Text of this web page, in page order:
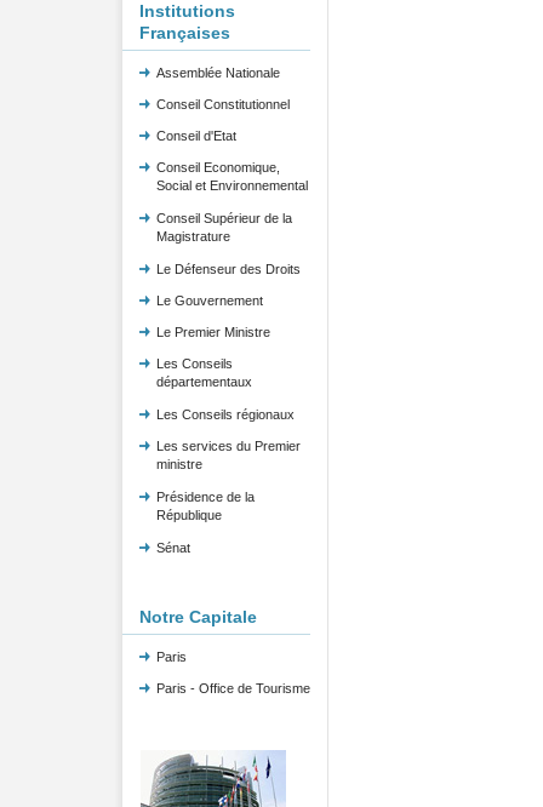
Institutions
Françaises
Assemblée Nationale
Conseil Constitutionnel
Conseil d'Etat
Conseil Economique,
Social et Environnemental
Conseil Supérieur de la
Magistrature
Le Défenseur des Droits
Le Gouvernement
Le Premier Ministre
Les Conseils
départementaux
Les Conseils régionaux
Les services du Premier
ministre
Présidence de la
République
Sénat
Notre Capitale
Paris
Paris - Office de Tourisme